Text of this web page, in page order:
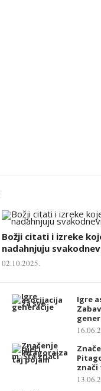
Božji citati i izreke
nadahnjuju
02.10.2025.
Igre
znači